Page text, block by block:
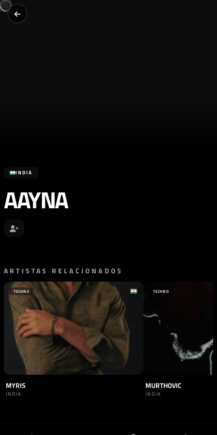
INDIA
AAYNA
ARTISTAS RELACIONADOS
TECHNO
MYRIS
INDIA
TECHNO
MURTHOVIC
INDIA